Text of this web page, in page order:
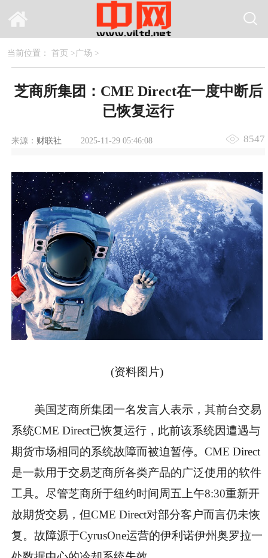
当前位置： 首页 >广场 >
芝商所集团：CME Direct在一度中断后
已恢复运行
来源： 财联社 2025-11-29 05:46:08 8547
(资料图片)
美国芝商所集团一名发言人表示，其前台交易
系统CME Direct已恢复运行，此前该系统因遭遇与
期货市场相同的系统故障而被迫暂停。CME Direct
是一款用于交易芝商所各类产品的广泛使用的软件
工具。尽管芝商所于纽约时间周五上午8:30重新开
放期货交易，但CME Direct对部分客户而言仍未恢
复。故障源于CyrusOne运营的伊利诺伊州奥罗拉一